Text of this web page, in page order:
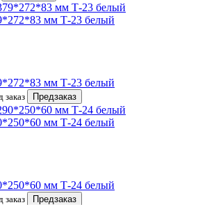
мм Т-23 белый
мм Т-23 белый
заказ Предзаказ
мм Т-24 белый
мм Т-24 белый
заказ Предзаказ